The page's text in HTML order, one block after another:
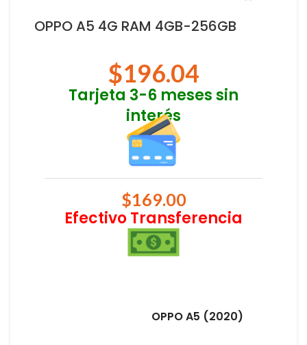
OPPO A5 4G RAM 4GB-256GB
$196.04
Tarjeta 3-6 meses sin
interés
$169.00
Efectivo Transferencia
OPPO A5 (2020)